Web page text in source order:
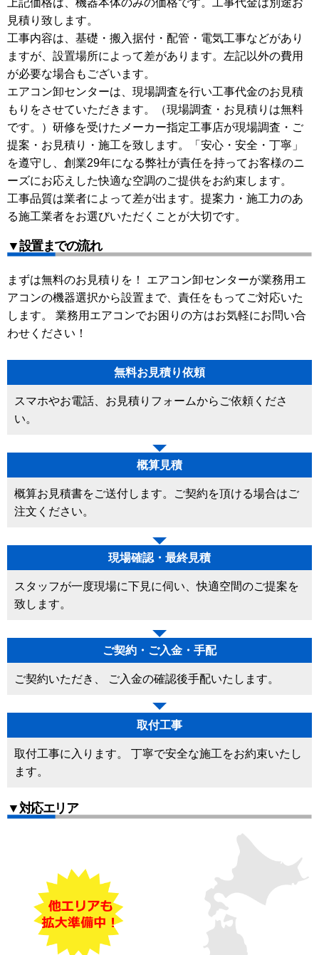
上記価格は、機器本体のみの価格です。工事代金は別途お
見積り致します。
工事内容は、基礎・搬入据付・配管・電気工事などがあり
ますが、設置場所によって差があります。左記以外の費用
が必要な場合もございます。
エアコン卸センターは、現場調査を行い工事代金のお見積
もりをさせていただきます。（現場調査・お見積りは無料
です。）研修を受けたメーカー指定工事店が現場調査・ご
提案・お見積り・施工を致します。「安心・安全・丁寧」
を遵守し、創業29年になる弊社が責任を持ってお客様のニ
ーズにお応えした快適な空調のご提供をお約束します。
工事品質は業者によって差が出ます。提案力・施工力のあ
る施工業者をお選びいただくことが大切です。
▼設置までの流れ
まずは無料のお見積りを！ エアコン卸センターが業務用エ
アコンの機器選択から設置まで、責任をもってご対応いた
します。 業務用エアコンでお困りの方はお気軽にお問い合
わせください！
無料お見積り依頼
スマホやお電話、お見積りフォームからご依頼くださ
い。
概算見積
概算お見積書をご送付します。ご契約を頂ける場合はご
注文ください。
現場確認・最終見積
スタッフが一度現場に下見に伺い、快適空間のご提案を
致します。
ご契約・ご入金・手配
ご契約いただき、 ご入金の確認後手配いたします。
取付工事
取付工事に入ります。 丁寧で安全な施工をお約束いたし
ます。
▼対応エリア